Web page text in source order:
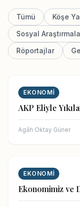
Tümü Köşe
Sosyal
Röportajlar
EKONOMI
AKP Eliyle
Agâh Oktay Güner
EKONOMI
Ekonomimiz ve